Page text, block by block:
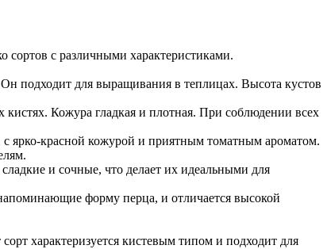
сортов с различными характеристиками.
подходит для выращивания в теплицах. Высота кустов
Кожура гладкая и плотная. При соблюдении всех
ярко-красной кожурой и приятным томатным ароматом.
и сочные, что делает их идеальными для
форму перца, и отличается высокой
характеризуется кистевым типом и подходит для